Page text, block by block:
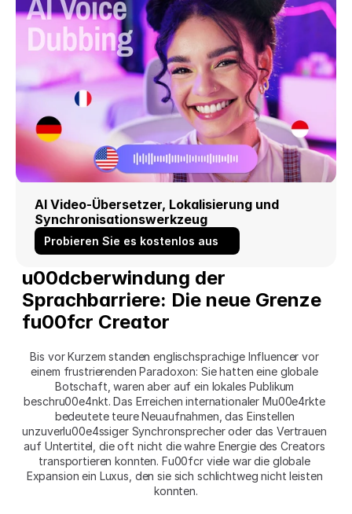
AI Video-Übersetzer, Lokalisierung und
Synchronisationswerkzeug
Probieren Sie es kostenlos aus
u00dcberwindung der
Sprachbarriere: Die neue Grenze
fu00fcr Creator
Bis vor Kurzem standen englischsprachige Influencer vor
einem frustrierenden Paradoxon: Sie hatten eine globale
Botschaft, waren aber auf ein lokales Publikum
beschru00e4nkt. Das Erreichen internationaler Mu00e4rkte
bedeutete teure Neuaufnahmen, das Einstellen
unzuverlu00e4ssiger Synchronsprecher oder das Vertrauen
auf Untertitel, die oft nicht die wahre Energie des Creators
transportieren konnten. Fu00fcr viele war die globale
Expansion ein Luxus, den sie sich schlichtweg nicht leisten
konnten.